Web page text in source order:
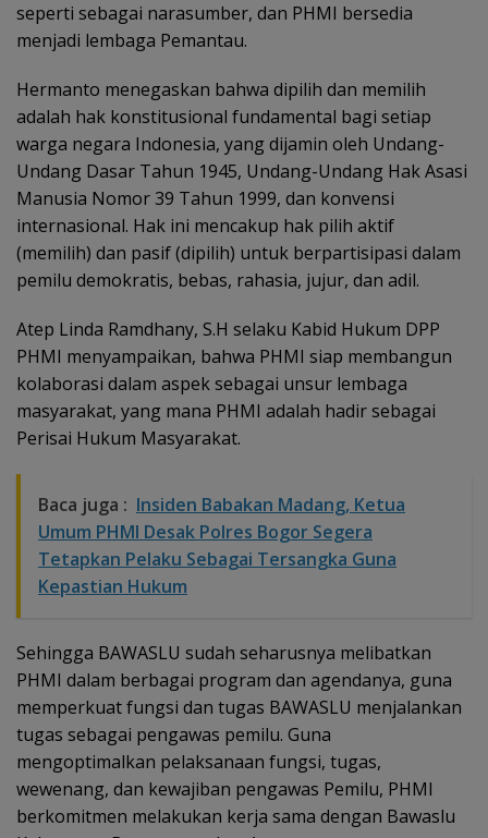
seperti sebagai narasumber, dan PHMI bersedia
menjadi lembaga Pemantau.
Hermanto menegaskan bahwa dipilih dan memilih
adalah hak konstitusional fundamental bagi setiap
warga negara Indonesia, yang dijamin oleh Undang-
Undang Dasar Tahun 1945, Undang-Undang Hak Asasi
Manusia Nomor 39 Tahun 1999, dan konvensi
internasional. Hak ini mencakup hak pilih aktif
(memilih) dan pasif (dipilih) untuk berpartisipasi dalam
pemilu demokratis, bebas, rahasia, jujur, dan adil.
Atep Linda Ramdhany, S.H selaku Kabid Hukum DPP
PHMI menyampaikan, bahwa PHMI siap membangun
kolaborasi dalam aspek sebagai unsur lembaga
masyarakat, yang mana PHMI adalah hadir sebagai
Perisai Hukum Masyarakat.
Baca juga : Insiden Babakan Madang, Ketua
Umum PHMI Desak Polres Bogor Segera
Tetapkan Pelaku Sebagai Tersangka Guna
Kepastian Hukum
Sehingga BAWASLU sudah seharusnya melibatkan
PHMI dalam berbagai program dan agendanya, guna
memperkuat fungsi dan tugas BAWASLU menjalankan
tugas sebagai pengawas pemilu. Guna
mengoptimalkan pelaksanaan fungsi, tugas,
wewenang, dan kewajiban pengawas Pemilu, PHMI
berkomitmen melakukan kerja sama dengan Bawaslu